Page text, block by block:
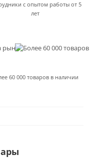
с опытом работы от 5
лет
60 000 товаров в наличии